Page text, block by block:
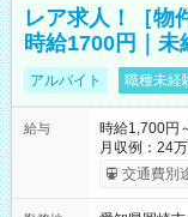
レア求人！［物
時給1700円｜
アルバイト 職種未経
給与
時給1,700円
月収例：24万9900円（
り） 【試
交通費別